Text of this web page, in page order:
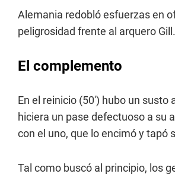
Alemania redobló esfuerzas en
peligrosidad frente al arquero Gill.
El complemento
En el reinicio (50') hubo un susto
hiciera un pase defectuoso a su
con el uno, que lo encimó y tapó
Tal como buscó al principio, los